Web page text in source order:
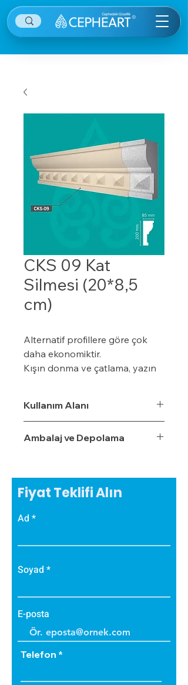
CKS 09 Kat
Silmesi (20*8,5
cm)
Alternatif profillere göre çok
daha ekonomiktir.
Kışın donma ve çatlama, yazın
uyumludur.
Çok hızlı ve pratik uygulanabilir.
Hafiftir, binaya yük getirmez.
Sudan, nemden, dondan ve
Güneş ışınlarından etkilenmez.
Kullanım Alanı
Ambalaj ve Depolama
Fiyat Teklifi Alın
Ad
Soyad
E-posta
Telefon